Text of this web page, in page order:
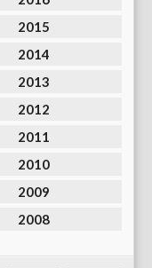
2015
2014
2013
2012
2011
2010
2009
2008